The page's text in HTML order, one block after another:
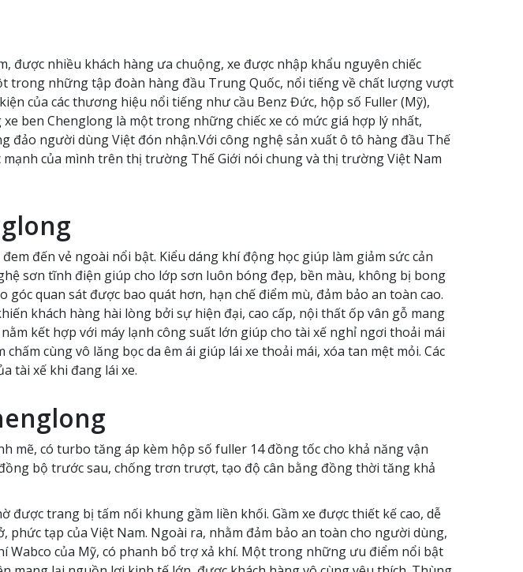
được nhiều khách hàng ưa chuộng, xe được nhập khẩu nguyên chiếc
trong những tập đoàn hàng đầu Trung Quốc, nổi tiếng về chất lượng vượt
của các thương hiệu nổi tiếng như cầu Benz Đức, hộp số Fuller (Mỹ),
ben Chenglong là một trong những chiếc xe có mức giá hợp lý nhất,
người dùng Việt đón nhận.Với công nghệ sản xuất ô tô hàng đầu Thế
của mình trên thị trường Thế Giới nói chung và thị trường Việt Nam
đến vẻ ngoài nổi bật. Kiểu dáng khí động học giúp làm giảm sức cản
sơn tĩnh điện giúp cho lớp sơn luôn bóng đẹp, bền màu, không bị bong
quan sát được bao quát hơn, hạn chế điểm mù, đảm bảo an toàn cao.
khách hàng hài lòng bởi sự hiện đại, cao cấp, nội thất ốp vân gỗ mang
kết hợp với máy lạnh công suất lớn giúp cho tài xế nghỉ ngơi thoải mái
cùng vô lăng bọc da êm ái giúp lái xe thoải mái, xóa tan mệt mỏi. Các
tài xế khi đang lái xe.
mẽ, có turbo tăng áp kèm hộp số fuller 14 đồng tốc cho khả năng vận
bộ trước sau, chống trơn trượt, tạo độ cân bằng đồng thời tăng khả
trang bị tấm nối khung gầm liền khối. Gầm xe được thiết kế cao, dễ
tạp của Việt Nam. Ngoài ra, nhằm đảm bảo an toàn cho người dùng,
của Mỹ, có phanh bổ trợ xả khí. Một trong những ưu điểm nổi bật